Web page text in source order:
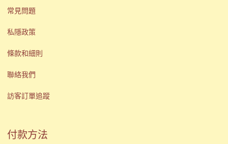
常見問題
私隱政策
條款和細則
聯絡我們
訪客訂單追蹤
付款方法